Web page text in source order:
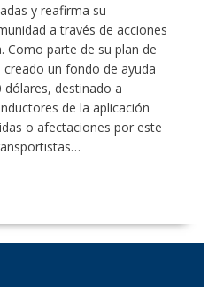
y reafirma su
a través de acciones
Como parte de su plan de
un fondo de ayuda
dólares, destinado a
de la aplicación
o afectaciones por este